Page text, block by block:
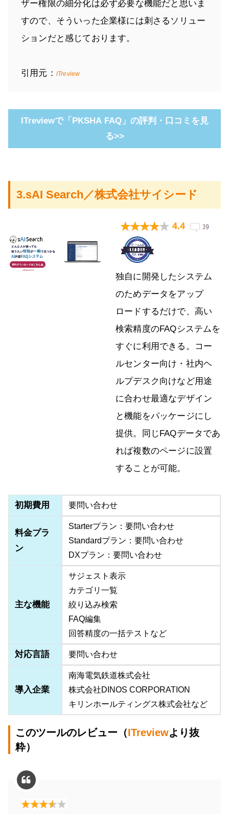
ザー権限の細分化は必ず必要な機能だと思いま
すので、そういった企業様には刺さるソリュー
ションだと感じております。
引用元： ITreview
ITreviewで「PKSHA FAQ」の評判・口コミを見
る>>
3.sAI Search／株式会社サイシード
独自に開発したシステム
のためデータをアップ
ロードするだけで、高い
検索精度のFAQシステムを
すぐに利用できる。コー
ルセンター向け・社内ヘ
ルプデスク向けなど用途
に合わせ最適なデザイン
と機能をパッケージにし
提供。同じFAQデータであ
れば複数のページに設置
することが可能。
初期費用 要問い合わせ
料金プラ
ン
Starterプラン：要問い合わせ
Standardプラン：要問い合わせ
DXプラン：要問い合わせ
主な機能
サジェスト表示
カテゴリ一覧
絞り込み検索
FAQ編集
回答精度の一括テストなど
対応言語 要問い合わせ
導入企業
南海電気鉄道株式会社
株式会社DINOS CORPORATION
キリンホールティングス株式会社など
このツールのレビュー（ITreviewより抜
粋）